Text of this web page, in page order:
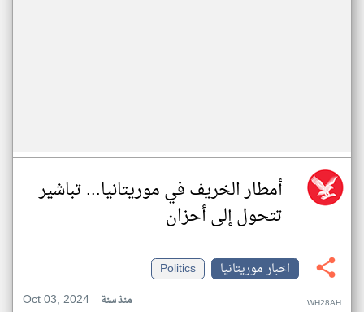
أمطار الخريف في موريتانيا... تباشير
تتحول إلى أحزان
اخبار موريتانيا
Politics
Oct 03, 2024
منذ سنة WH28AH